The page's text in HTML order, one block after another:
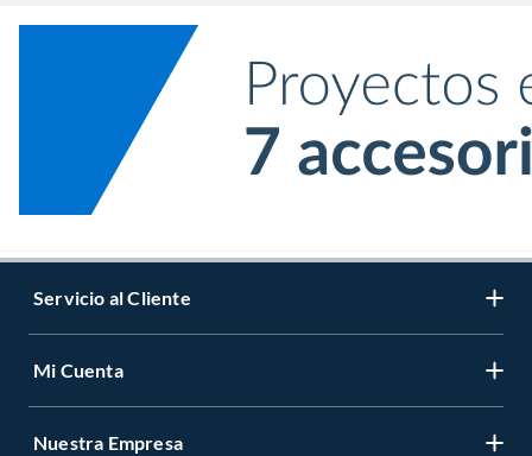
Servicio al Cliente
Mi Cuenta
Nuestra Empresa